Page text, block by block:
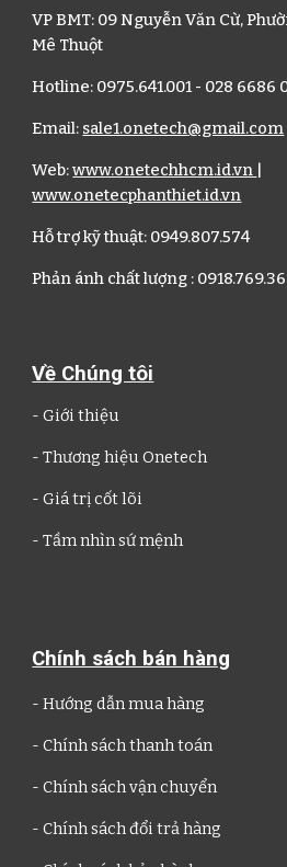
VP BMT: 09 Nguyễn Văn Cừ, P
Mê Thuột
Hotline: 0975.641.001 - 028 6686
Email: sale1.onetech@gmail.com
Web:www.onetechhcm.id.vn |
www.onetecphanthiet.id.vn
Hỗ trợ kỹ thuật: 0949.807.574
Phản ánh chất lượng :
Về Chúng tôi
-Giới thiệu
- Thương hiệuOnetech
- Giá trị cốt lõi
- Tầm nhìn sứ mệnh
Chính sách bán hàng
- Hướng dẫn mua hàng
- Chính sách thanh toán
- Chính sách vận chuyển
- Chính sách đổi trả hàng